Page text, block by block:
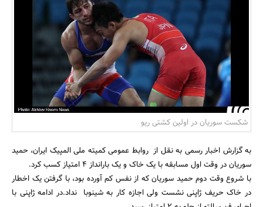
بانک، بیمه و سرمایه
مسکن و ساختمان
شکست سوریان در اولین کشتی ریو
به گزارش اخبار رسمی به نقل از روابط عمومی کمیته ملی المپیک ایران، حمید
سوریان در وقت اول مسابقه با یک خاک و یک بارانداز 4 امتیاز کسب کرد.
با شروع وقت دوم حمید سوریان که از نفس کم آورده بود، با گرفتن یک اخطار
در خاک حریف ژاپنی نشست ولی اجازه کار به شینوبا نداد.در ادامه ژاپنی با